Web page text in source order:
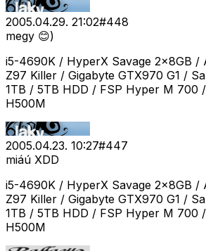
2005.04.29. 21:02#448
megy 😊)
i5-4690K / HyperX Savage 2x8GB /
Z97 Killer / Gigabyte GTX970 G1 /
1TB / 5TB HDD / FSP Hyper M 700
H500M
2005.04.23. 10:27#447
miáú XDD
i5-4690K / HyperX Savage 2x8GB /
Z97 Killer / Gigabyte GTX970 G1 /
1TB / 5TB HDD / FSP Hyper M 700
H500M